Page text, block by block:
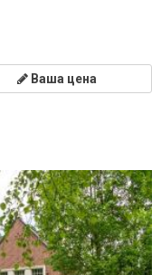
Ваша цена